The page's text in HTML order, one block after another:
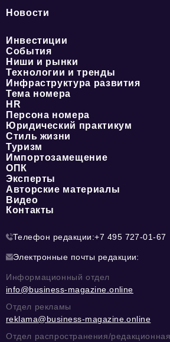
Новости
Инвестиции
События
Ниши и рынки
Технологии и тренды
Инфраструктура развития
Тема номера
HR
Персона номера
Юридический практикум
Стиль жизни
Туризм
Импортозамещение
ОПК
Эксперты
Авторские материалы
Видео
Контакты
Телефон редакции:+7 495 727-01-67
Электронные почты редакции:
Информационный отдел
info@business-magazine.online
Отдел рекламы
reklama@business-magazine.online
Отдел распространения/